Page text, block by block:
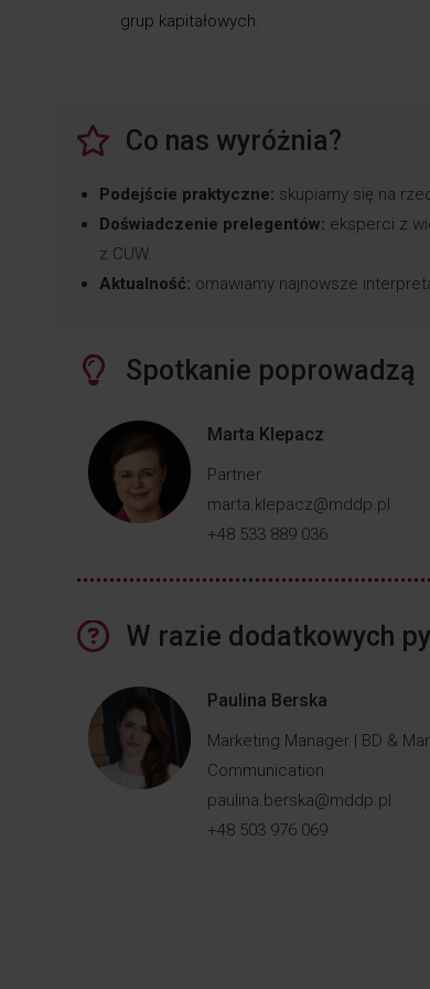
grup kapitałowych.
Co nas wyróżnia?
Podejście praktyczne: skupiamy się na
Doświadczenie prelegentów: eksperci z
z CUW.
Aktualność: omawiamy najnowsze
Spotkanie poprowadzą
Marta Klepacz
Partner
marta.klepacz@mddp.pl
+48 533 889 036
W razie dodatkowych
Paulina Berska
Marketing Manager | BD &
Communication
paulina.berska@mddp.pl
+48 503 976 069